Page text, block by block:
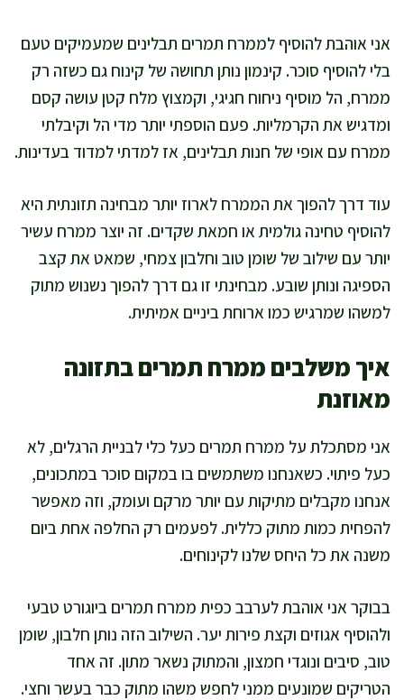
אני אוהבת להוסיף לממרח תמרים תבלינים שמעמיקים טעם
בלי להוסיף סוכר. קינמון נותן תחושה של קינוח גם כשזה רק
ממרח, הל מוסיף ניחוח חגיגי, וקמצוץ מלח קטן עושה קסם
ומדגיש את הקרמליות. פעם הוספתי יותר מדי הל וקיבלתי
ממרח עם אופי של חנות תבלינים, אז למדתי למדוד בעדינות.
עוד דרך להפוך את הממרח לארוז יותר מבחינה תזונתית היא
להוסיף טחינה גולמית או חמאת שקדים. זה יוצר ממרח עשיר
יותר עם שילוב של שומן טוב וחלבון צמחי, שמאט את קצב
הספיגה ונותן שובע. מבחינתי זו גם דרך להפוך נשנוש מתוק
למשהו שמרגיש כמו ארוחת ביניים אמיתית.
איך משלבים ממרח תמרים בתזונה
מאוזנת
אני מסתכלת על ממרח תמרים כעל כלי לבניית הרגלים, לא
כעל פיתוי. כשאנחנו משתמשים בו במקום סוכר במתכונים,
אנחנו מקבלים מתיקות עם יותר מרקם ועומק, וזה מאפשר
להפחית כמות מתוק כללית. לפעמים רק החלפה אחת ביום
משנה את כל היחס שלנו לקינוחים.
בבוקר אני אוהבת לערבב כפית ממרח תמרים ביוגורט טבעי
ולהוסיף אגוזים וקצת פירות יער. השילוב הזה נותן חלבון, שומן
טוב, סיבים ונוגדי חמצון, והמתוק נשאר מתון. זה אחד
הטריקים שמונעים ממני לחפש משהו מתוק כבר בעשר וחצי.